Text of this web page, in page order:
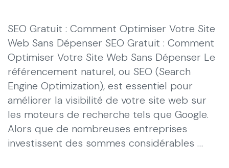
SEO Gratuit : Comment Optimiser Votre Site
Web Sans Dépenser SEO Gratuit : Comment
Optimiser Votre Site Web Sans Dépenser Le
référencement naturel, ou SEO (Search
Engine Optimization), est essentiel pour
améliorer la visibilité de votre site web sur
les moteurs de recherche tels que Google.
Alors que de nombreuses entreprises
investissent des sommes considérables …